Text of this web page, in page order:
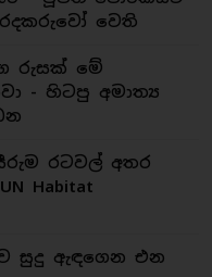
වෙති
රුසක් මේ
- හිටපු අමාත්‍ය
රටවල් අතර
Habitat
සුදු ඇඳගෙන එන